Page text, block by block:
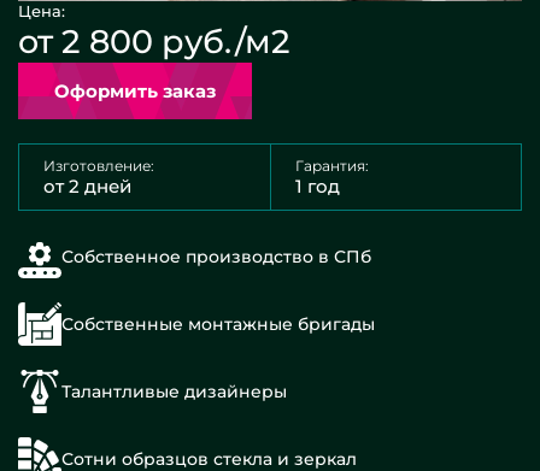
Цена:
от 2 800 руб./м2
Оформить заказ
Изготовление:
от 2 дней
Гарантия:
1 год
Собственное производство в СПб
Собственные монтажные бригады
Талантливые дизайнеры
Сотни образцов стекла и зеркал